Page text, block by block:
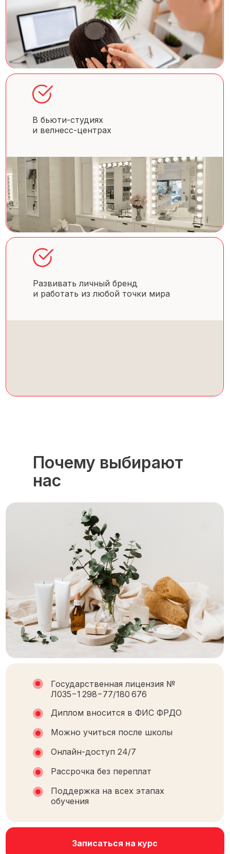
Развивать личный бренд
и работать из любой точки мира
В бьюти-студиях
и велнесс-центрах
Почему выбирают
нас
Записаться на курс
Поддержка на всех этапах
обучения
Рассрочка без переплат
Онлайн-доступ 24/7
Можно учиться после школы
Диплом вносится в ФИС ФРДО
Государственная лицензия №
Л035−1 298−77/180 676